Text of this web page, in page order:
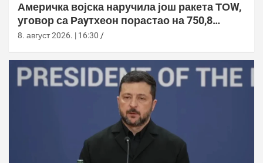
Америчка војска наручила још ракета ТОW,
уговор са Раyтхеон порастао на 750,8
милиона долара
8. август 2026. | 16:30